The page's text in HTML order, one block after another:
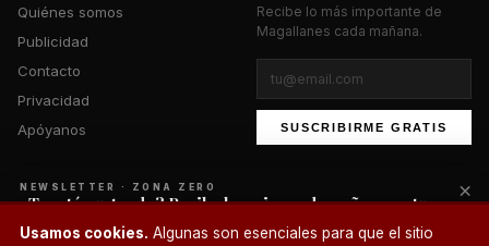
Quiénes somos
Publicidad
Contacto
Privacidad
Apóyanos
Recibe lo más importante de
Magallanes cada mañana.
SUSCRIBIRME GRATIS
© 2026 Zona Zero Media. Todos los derechos reservados.
Usamos cookies. Algunas son esenciales para que el sitio
NEWSLETTER · ZONA ZERO
¿Te está gustando? Recibe lo mejor cada mañana en tu
correo.
×